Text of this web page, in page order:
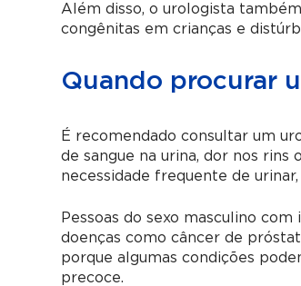
Além disso, o urologista
congênitas em crianças e
Quando procurar
É recomendado consultar um
de sangue na urina, dor nos rins
necessidade frequente de
Pessoas do sexo masculino
doenças como câncer de
porque algumas condições
precoce.